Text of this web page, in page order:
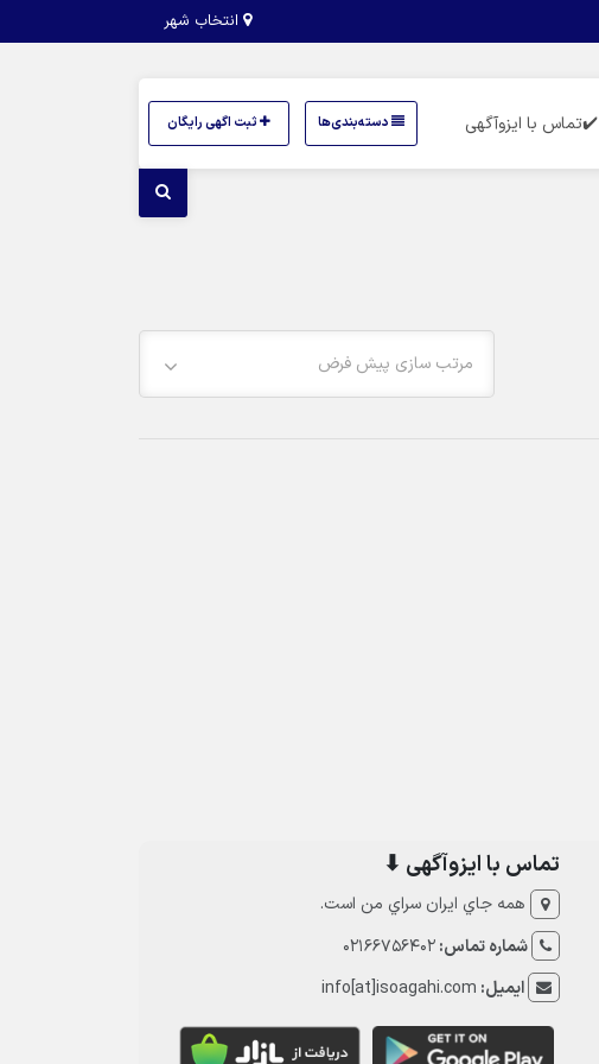
✔️تماس با ایزوآگهی دسته‌بندی‌ها ثبت اگهی رایگان
مرتب سازی پیش فرض
تماس با ایزوآگهی ⬇
همه جاي ايران سراي من است.
شماره تماس:02166756402
ایمیل: info[at]isoagahi.com